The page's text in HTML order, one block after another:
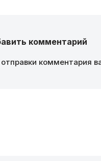
комментарий
комментария